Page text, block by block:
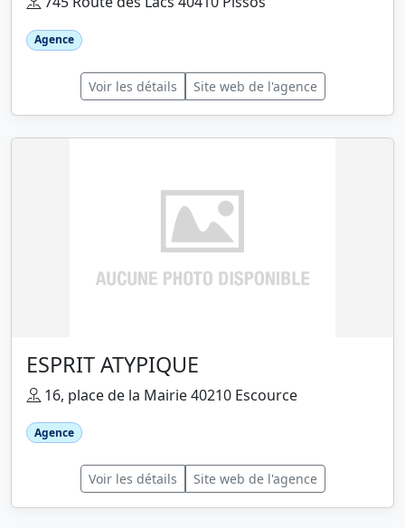
Agence
Voir les détails Site web de l'agence
ESPRIT ATYPIQUE
16, place de la Mairie 40210 Escource
Agence
Voir les détails Site web de l'agence